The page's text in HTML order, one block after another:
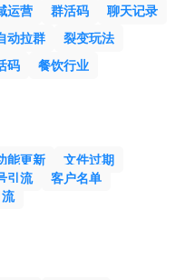
运营 群活码
聊天记录
动拉群
裂变玩法
码 餐饮行业
能更新
文件过期
引流
客户名单